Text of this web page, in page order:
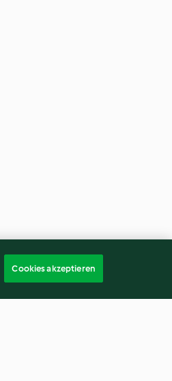
Cookies akzeptieren